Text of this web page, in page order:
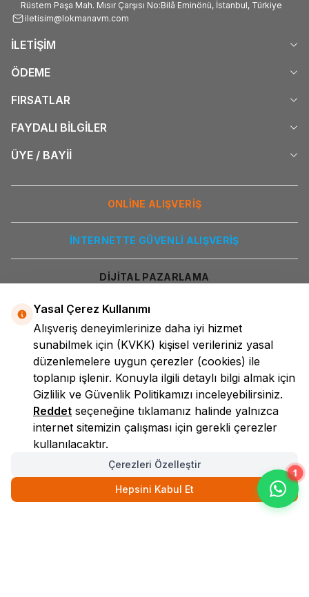
1
Rüstem Paşa Mah. Mısır Çarşısı No:Bilâ Eminönü, İstanbul, Türkiye
iletisim@lokmanavm.com
İLETİŞİM
ÖDEME
FIRSATLAR
FAYDALI BİLGİLER
ÜYE / BAYİİ
ONLİNE ALIŞVERİŞ
İNTERNETTE GÜVENLİ ALIŞVERİŞ
DİJİTAL PAZARLAMA
LokmanAVM
Yasal Çerez Kullanımı
Alışveriş deneyimlerinize daha iyi hizmet
sunabilmek için (KVKK) kişisel verileriniz yasal
düzenlemelere uygun çerezler (cookies) ile
toplanıp işlenir. Konuyla ilgili detaylı bilgi almak için
Gizlilik ve Güvenlik Politikamızı inceleyebilirsiniz.
Reddet seçeneğine tıklamanız halinde yalnızca
internet sitemizin çalışması için gerekli çerezler
kullanılacaktır.
Çerezleri Özelleştir
Hepsini Kabul Et